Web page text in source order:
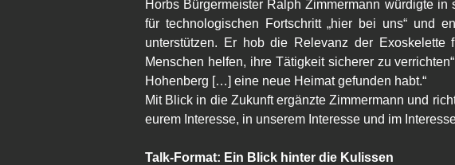
Horbs Bürgermeister Ralph Zimmermann würdigte
für technologischen Fortschritt „hier bei uns“ und
unterstützen. Er hob die Relevanz der
Menschen helfen, ihre Tätigkeit sicherer zu
Hohenberg […] eine neue Heimat gefunden habt.“
Mit Blick in die Zukunft ergänzte Zimmermann und
eurem Interesse, in unserem Interesse und im
Talk-Format: Ein Blick hinter die Kulissen